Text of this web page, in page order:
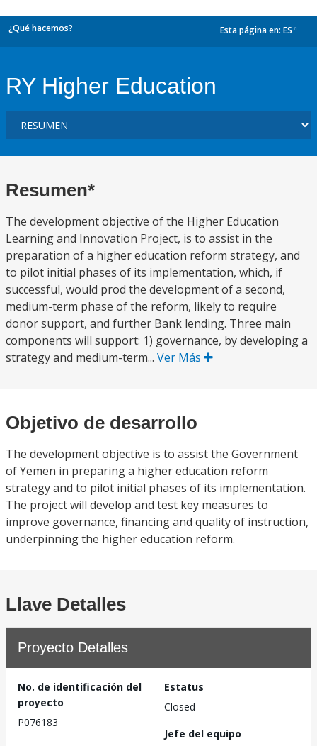
¿Qué hacemos? Esta página en: ES
RY Higher Education
Resumen*
The development objective of the Higher Education
Learning and Innovation Project, is to assist in the
preparation of a higher education reform strategy, and
to pilot initial phases of its implementation, which, if
successful, would prod the development of a second,
medium-term phase of the reform, likely to require
donor support, and further Bank lending. Three main
components will support: 1) governance, by developing a
strategy and medium-term... Ver Más
Objetivo de desarrollo
The development objective is to assist the Government
of Yemen in preparing a higher education reform
strategy and to pilot initial phases of its implementation.
The project will develop and test key measures to
improve governance, financing and quality of instruction,
underpinning the higher education reform.
Llave Detalles
Proyecto Detalles
No. de identificación del
proyecto
P076183
Estatus
Closed
Jefe del equipo